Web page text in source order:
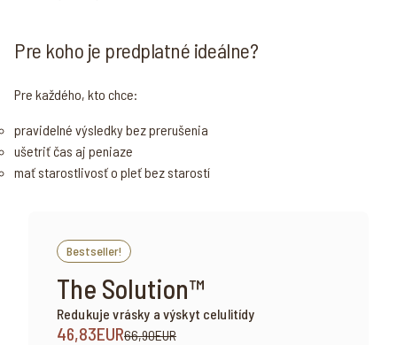
Pre koho je predplatné ideálne?
Pre každého, kto chce:
pravidelné výsledky bez prerušenia
ušetriť čas aj peniaze
mať starostlivosť o pleť bez starostí
Bestseller!
The Solution™
Redukuje vrásky a výskyt celulitídy
46,83EUR66,90EUR